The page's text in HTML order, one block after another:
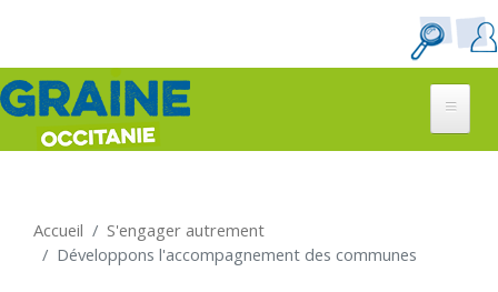
contenu
Accueil
S'engager autrement
Développons l'accompagnement des communes